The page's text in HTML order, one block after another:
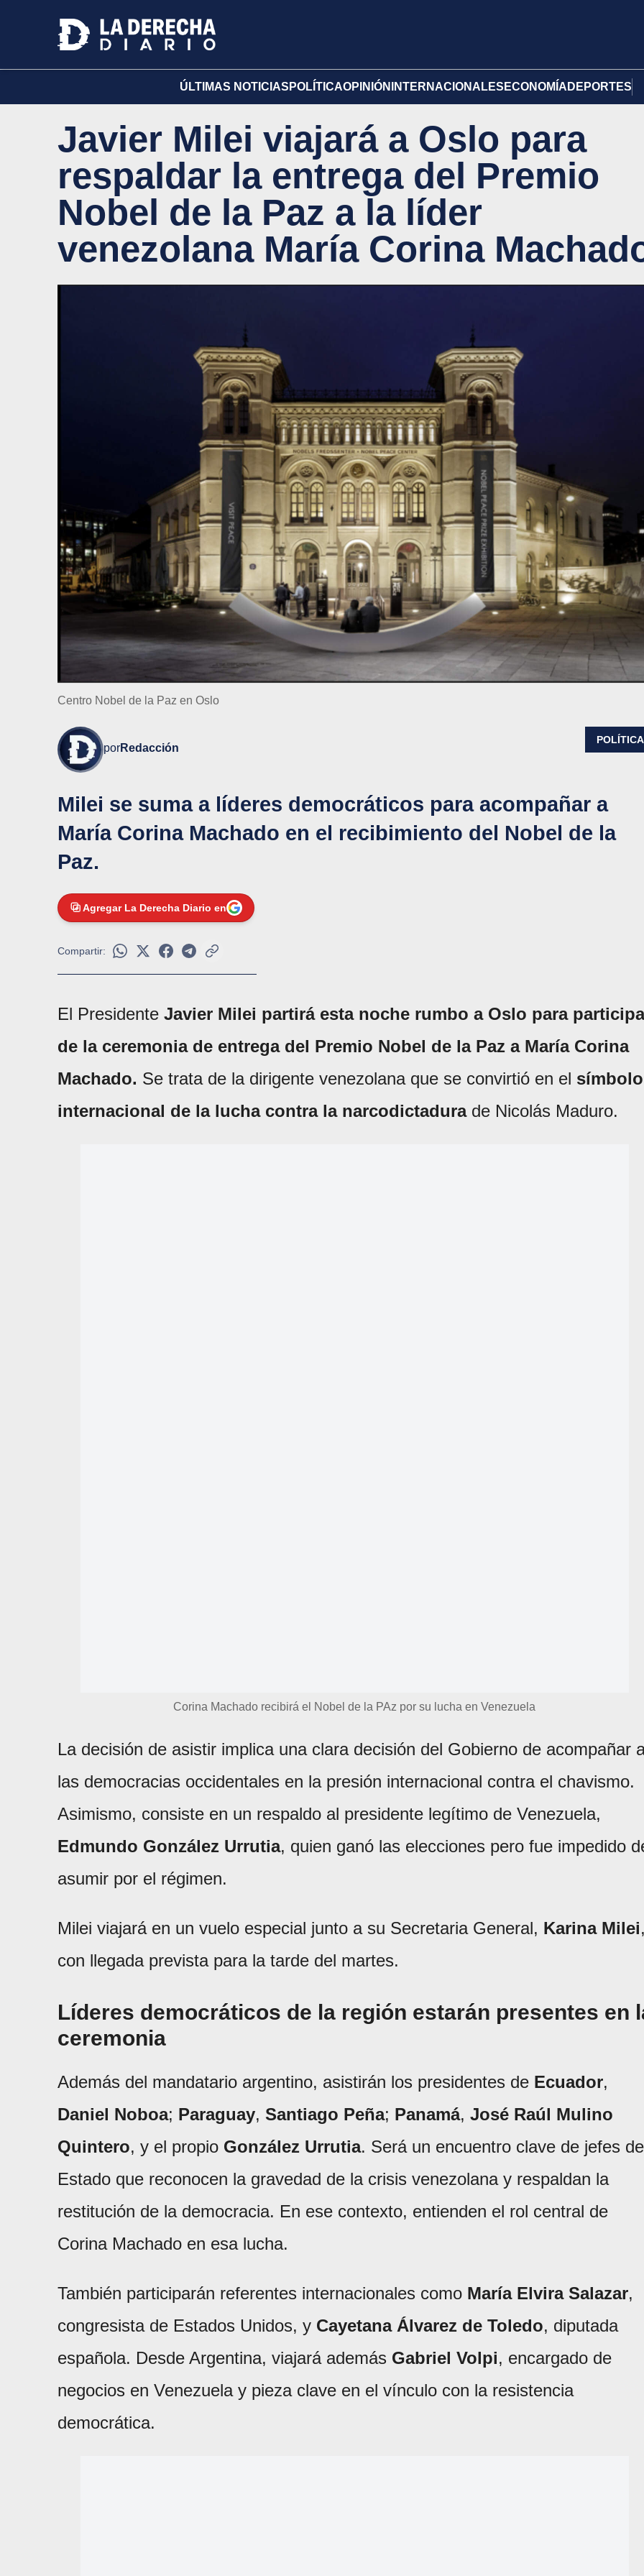
ÚLTIMAS NOTICIAS POLÍTICAOPINIÓN INTERNACIONALES ECONOMÍA DEPORTES
Javier Milei viajará a Oslo para
respaldar la entrega del Premio
Nobel de la Paz a la líder
venezolana María Corina
Centro Nobel de la Paz en Oslo
porRedacción
POLÍTICA
Milei se suma a líderes democráticos para acompañar a
María Corina Machado en el recibimiento del Nobel de la
Paz.
Agregar La Derecha Diario en
Compartir:
El Presidente Javier Milei partirá esta noche rumbo a Oslo para
de la ceremonia de entrega del Premio Nobel de la Paz a María Corina
Machado. Se trata de la dirigente venezolana que se convirtió en el símbolo
internacional de la lucha contra la narcodictadurade Nicolás Maduro.
Corina Machado recibirá el Nobel de la PAz por su lucha en Venezuela
La decisión de asistir implica una clara decisión del Gobierno de acompañar
las democracias occidentales en la presión internacional contra el chavismo.
Asimismo, consiste en un respaldo al presidente legítimo de Venezuela,
Edmundo González Urrutia, quien ganó las elecciones pero fue impedido
asumir por el régimen.
Milei viajará en un vuelo especial junto a su Secretaria General, Karina Milei
con llegada prevista para la tarde del martes.
Líderes democráticos de la región estarán presentes en
ceremonia
Además del mandatario argentino, asistirán los presidentes de Ecuador,
Daniel Noboa; Paraguay, Santiago Peña; Panamá, José Raúl Mulino
Quintero, y el propio González Urrutia. Será un encuentro clave de jefes de
Estado que reconocen la gravedad de la crisis venezolana y respaldan la
restitución de la democracia. En ese contexto, entienden el rol central de
Corina Machado en esa lucha.
También participarán referentes internacionales como María Elvira Salazar,
congresista de Estados Unidos, y Cayetana Álvarez de Toledo, diputada
española. Desde Argentina, viajará además Gabriel Volpi, encargado de
negocios en Venezuela y pieza clave en el vínculo con la resistencia
democrática.